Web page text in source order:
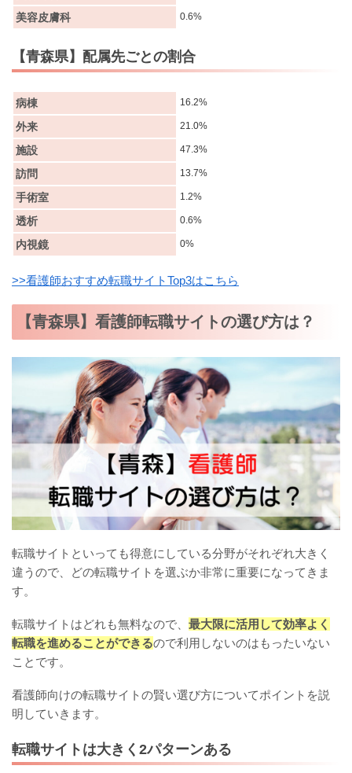
美容皮膚科 0.6%
【青森県】配属先ごとの割合
病棟 16.2%
外来 21.0%
施設 47.3%
訪問 13.7%
手術室 1.2%
透析 0.6%
内視鏡 0%
>>看護師おすすめ転職サイトTop3はこちら
【青森県】看護師転職サイトの選び方は？
転職サイトといっても得意にしている分野がそれぞれ大きく
違うので、どの転職サイトを選ぶか非常に重要になってきま
す。
転職サイトはどれも無料なので、 最大限に活用して効率よく
転職を進めることができるので利用しないのはもったいない
ことです。
看護師向けの転職サイトの賢い選び方についてポイントを説
明していきます。
転職サイトは大きく2パターンある